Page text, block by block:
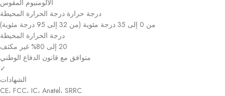
الألومنيوم المقوس
درجة حرارة درجة الحرارة المحيطة
من 0 إلى 35 درجة مئوية (من 32 إلى 95 درجة مئوية)
درجة الحرارة المحيطة
20 إلى 80% غير مكثف
متوافق مع قانون الدفاع الوطني
✓
الشهادات
CE، FCC، IC، Anatel، SRRC